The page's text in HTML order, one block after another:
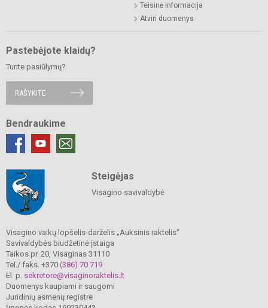
Teisinė informacija
Atviri duomenys
Pastebėjote klaidų?
Turite pasiūlymų?
RAŠYKITE
Bendraukime
Steigėjas
Visagino savivaldybė
Visagino vaikų lopšelis-darželis „Auksinis raktelis“
Savivaldybės biudžetinė įstaiga
Taikos pr. 20, Visaginas 31110
Tel./ faks. +370 (386) 70 719
El. p. sekretore@visaginoraktelis.lt
Duomenys kaupiami ir saugomi
Juridinių asmenų registre